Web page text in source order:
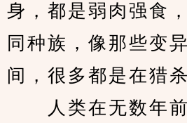
身，都是弱肉强食
同种族，像那些变
间，很多都是在猎
人类在无数年前